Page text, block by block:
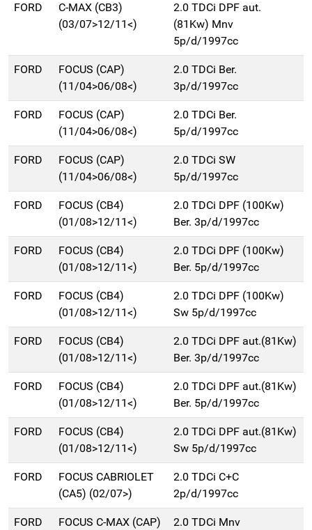
FORD
C-MAX (CB3)
(03/07>12/11<)
2.0 TDCi DPF aut.
(81Kw) Mnv
5p/d/1997cc
FORD
FOCUS (CAP)
(11/04>06/08<)
2.0 TDCi Ber.
3p/d/1997cc
FORD
FOCUS (CAP)
(11/04>06/08<)
2.0 TDCi Ber.
5p/d/1997cc
FORD
FOCUS (CAP)
(11/04>06/08<)
2.0 TDCi SW
5p/d/1997cc
FORD
FOCUS (CB4)
(01/08>12/11<)
2.0 TDCi DPF (100Kw)
Ber. 3p/d/1997cc
FORD
FOCUS (CB4)
(01/08>12/11<)
2.0 TDCi DPF (100Kw)
Ber. 5p/d/1997cc
FORD
FOCUS (CB4)
(01/08>12/11<)
2.0 TDCi DPF (100Kw)
Sw 5p/d/1997cc
FORD
FOCUS (CB4)
(01/08>12/11<)
2.0 TDCi DPF aut.(81Kw)
Ber. 3p/d/1997cc
FORD
FOCUS (CB4)
(01/08>12/11<)
2.0 TDCi DPF aut.(81Kw)
Ber. 5p/d/1997cc
FORD
FOCUS (CB4)
(01/08>12/11<)
2.0 TDCi DPF aut.(81Kw)
Sw 5p/d/1997cc
FORD
FOCUS CABRIOLET
(CA5) (02/07>)
2.0 TDCi C+C
2p/d/1997cc
FORD
FOCUS C-MAX (CAP)
2.0 TDCi Mnv